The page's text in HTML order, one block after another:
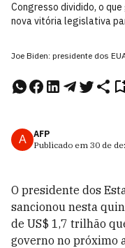
Congresso dividido, o
nova vitória legislativa
Joe Biden: presidente dos
A
AFP
Publicado em 30 de
O presidente dos
sancionou nesta
de US$ 1,7 trilhão
governo no próximo